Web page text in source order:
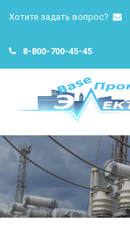
Хотите задать вопрос?
8-800-700-45-45